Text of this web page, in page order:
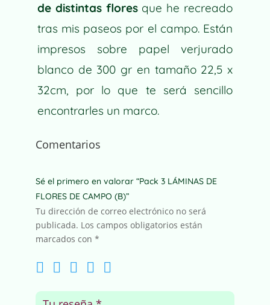
E
:
de distintas flores que he recreado
tras mis paseos por el campo. Están
impresos sobre papel verjurado
blanco de 300 gr en tamaño 22,5 x
32cm, por lo que te será sencillo
encontrarles un marco.
Comentarios
Sé el primero en valorar “Pack 3 LÁMINAS DE
FLORES DE CAMPO (B)”
Tu dirección de correo electrónico no será
publicada. Los campos obligatorios están
marcados con *